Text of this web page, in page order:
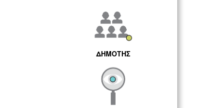
ΔΗΜΟΤΗΣ